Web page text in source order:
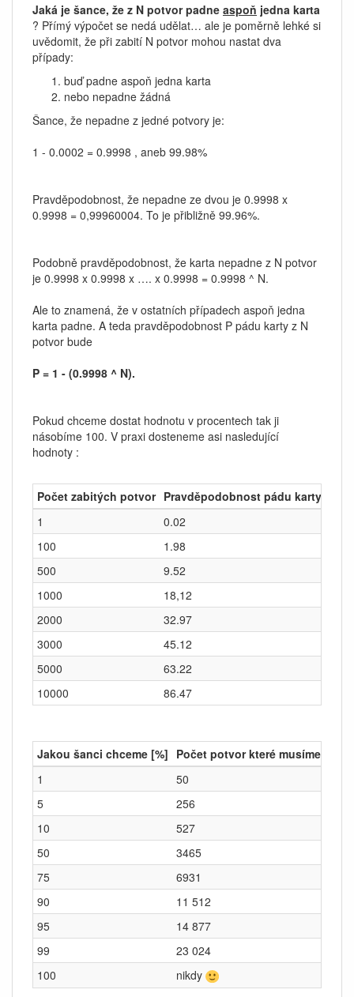
Jaká je šance, že z N potvor padne aspoň jedna karta
? Přímý výpočet se nedá udělat… ale je poměrně lehké si
uvědomit, že při zabití N potvor mohou nastat dva
případy:
buď padne aspoň jedna karta
nebo nepadne žádná
Šance, že nepadne z jedné potvory je:
1 - 0.0002 = 0.9998 , aneb 99.98%
Pravděpodobnost, že nepadne ze dvou je 0.9998 x
0.9998 = 0,99960004. To je přibližně 99.96%.
Podobně pravděpodobnost, že karta nepadne z N potvor
je 0.9998 x 0.9998 x …. x 0.9998 = 0.9998 ^ N.
Ale to znamená, že v ostatních případech aspoň jedna
karta padne. A teda pravděpodobnost P pádu karty z N
potvor bude
P = 1 - (0.9998 ^ N).
Pokud chceme dostat hodnotu v procentech tak ji
násobíme 100. V praxi dosteneme asi nasledující
hodnoty :
Počet zabitých potvor Pravděpodobnost pádu karty [%]
1
0.02
100
1.98
500
9.52
1000
18,12
2000
32.97
3000
45.12
5000
63.22
10000
86.47
Jakou šanci chceme [%] Počet potvor které musíme zabít
1
50
5
256
10
527
50
3465
75
6931
90
11 512
95
14 877
99
23 024
100
nikdy